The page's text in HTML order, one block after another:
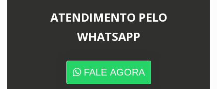
ATENDIMENTO PELO
WHATSAPP
FALE AGORA